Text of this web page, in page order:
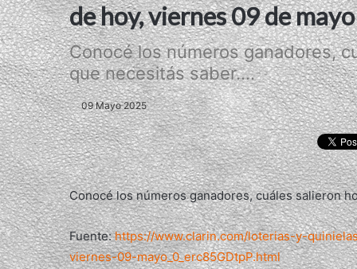
de hoy, viernes 09 de mayo
Conocé los números ganadores,
que necesitás saber....
09 Mayo 2025
Conocé los números ganadores, cuáles salieron
Fuente:https://www.clarin.com/loterias-y-
viernes-09-mayo_0_erc85GDtpP.html